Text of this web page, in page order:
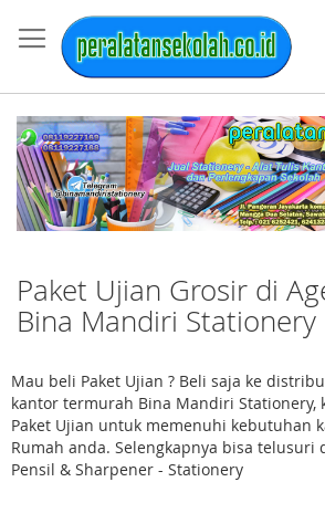
to
Content
Paket Ujian Grosir di
Bina Mandiri Stationery
Mau beli Paket Ujian ? Beli saja ke
kantor termurah Bina Mandiri Stationery,
Paket Ujian untuk memenuhi kebutuhan
Rumah anda. Selengkapnya bisa telusuri
Pensil & Sharpener - Stationery